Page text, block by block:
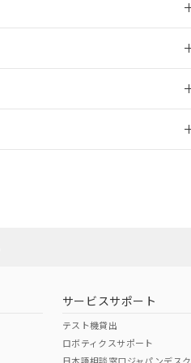
サービスサポート
テスト機貸出
ロボティクスサポート